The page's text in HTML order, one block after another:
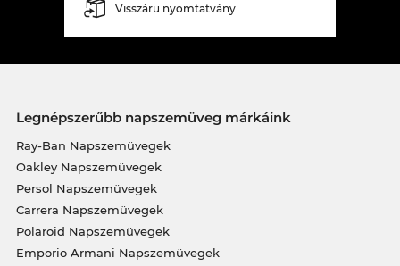
Visszáru nyomtatvány
Legnépszerűbb napszemüveg márkáink
Ray-Ban Napszemüvegek
Oakley Napszemüvegek
Persol Napszemüvegek
Carrera Napszemüvegek
Polaroid Napszemüvegek
Emporio Armani Napszemüvegek